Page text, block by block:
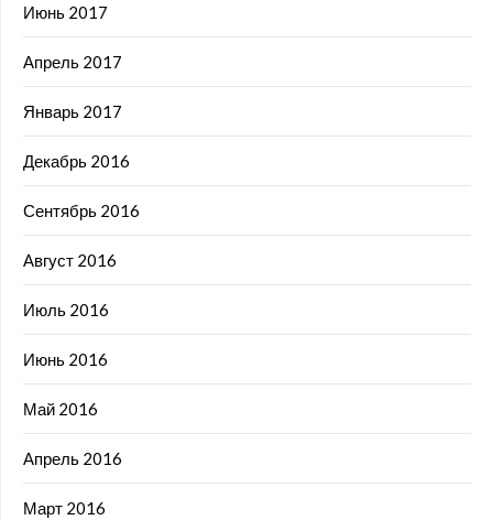
Июнь 2017
Апрель 2017
Январь 2017
Декабрь 2016
Сентябрь 2016
Август 2016
Июль 2016
Июнь 2016
Май 2016
Апрель 2016
Март 2016